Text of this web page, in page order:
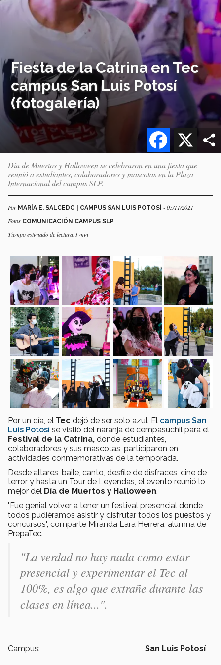
Fiesta de la Catrina en Tec
campus San Luis Potosí
(fotogalería)
X
Facebook
Día de Muertos y Halloween se celebraron en una fiesta que
reunió a estudiantes, colaboradores y mascotas en la Plaza
Internacional del campus SLP.
Por MARÍA E. SALCEDO | CAMPUS SAN LUIS POTOSÍ - 05/11/2021
Fotos COMUNICACIÓN CAMPUS SLP
Tiempo estimado de lectura:1 min
Por un día, el Tec dejó de ser solo azul. El campus San
Luis Potosí se vistió del naranja de cempasúchil para el
Festival de la Catrina, donde estudiantes,
colaboradores y sus mascotas, participaron en
actividades conmemorativas de la temporada.
Desde altares, baile, canto, desfile de disfraces, cine de
terror y hasta un Tour de Leyendas, el evento reunió lo
mejor del Día de Muertos y Halloween.
"Fue genial volver a tener un festival presencial donde
todos pudiéramos asistir y disfrutar todos los puestos y
concursos", comparte Miranda Lara Herrera, alumna de
PrepaTec.
"La verdad no hay nada como estar
presencial y experimentar el Tec al
100%, es algo que extrañe durante las
clases en línea...".
Campus: San Luis Potosí